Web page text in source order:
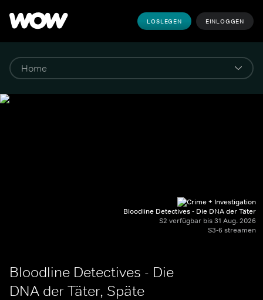
LOSLEGEN EINLOGGEN
Bloodline Detectives - Die DNA der Täter
S2 verfügbar bis 31 Aug. 2026
S3-6 streamen
Bloodline Detectives - Die
DNA der Täter, Späte